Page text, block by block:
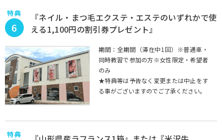
特典
6
『ネイル・まつ毛エクステ・エステのいずれかで使
える1,100円の割引券プレゼント』
期間：全期間（滞在中1回）※普通車・
同時教習で参加の方※女性限定・希望者
のみ
★特典等は予告なく変更または中止をす
る事がございますのでご了承ください。
特典